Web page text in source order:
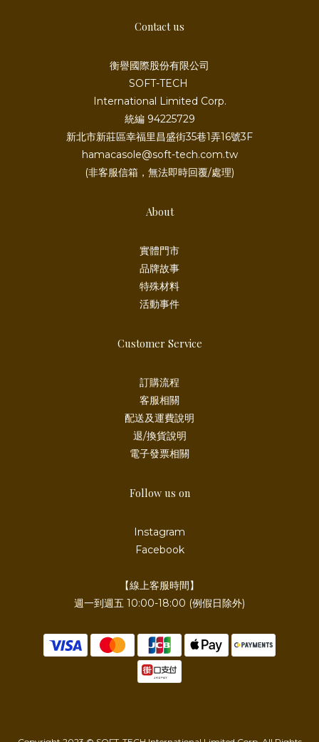
Contact us
衡譽國際股份有限公司
SOFT-TECH
International Limited Corp.
統編 94225729
新北市新莊區幸福里昌盛街35巷1弄16號3F
hamacasole@soft-tech.com.tw
(非客服信箱，無法即時回覆/處理)
About
實體門市
品牌故事
特殊材料
活動事件
Customer Service
訂購流程
客服相關
配送及運費說明
退/換貨說明
電子發票相關
Follow us on
Instagram
Facebook
【線上客服時間】
週一到週五 10:00-18:00 (例假日除外)